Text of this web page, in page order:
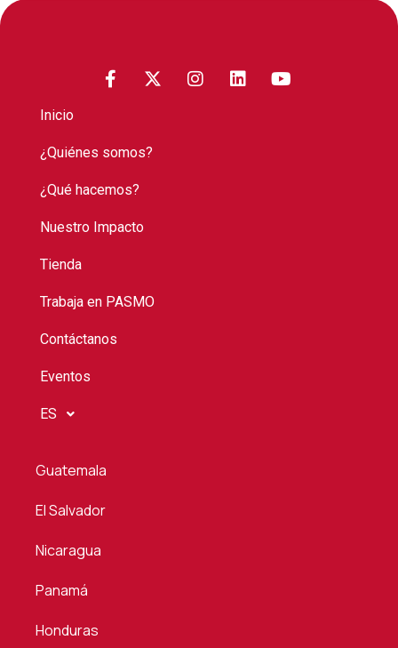
Inicio
¿Quiénes somos?
¿Qué hacemos?
Nuestro Impacto
Tienda
Trabaja en PASMO
Contáctanos
Eventos
ES
Guatemala
El Salvador
Nicaragua
Panamá
Honduras